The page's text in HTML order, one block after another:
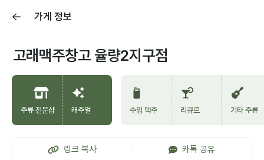
가게 정보
고래맥주창고 율량2지구점
주류 전문샵 캐주얼 수입 맥주 리큐르 기타 주류
링크 복사 카톡 공유